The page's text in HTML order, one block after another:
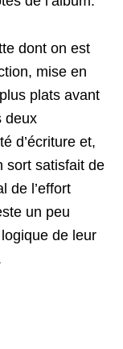
dont on est
mise en
plats avant
deux
d’écriture et,
sort satisfait de
de l’effort
un peu
de leur